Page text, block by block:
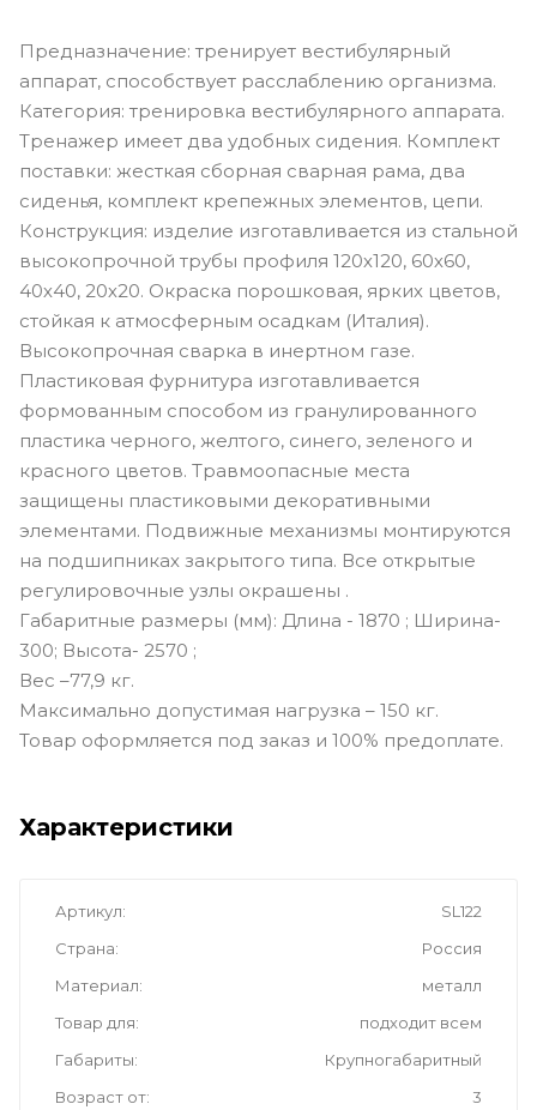
Предназначение: тренирует вестибулярный
аппарат, способствует расслаблению организма.
Категория: тренировка вестибулярного аппарата.
Тренажер имеет два удобных сидения. Комплект
поставки: жесткая сборная сварная рама, два
сиденья, комплект крепежных элементов, цепи.
Конструкция: изделие изготавливается из стальной
высокопрочной трубы профиля 120х120, 60х60,
40х40, 20х20. Окраска порошковая, ярких цветов,
стойкая к атмосферным осадкам (Италия).
Высокопрочная сварка в инертном газе.
Пластиковая фурнитура изготавливается
формованным способом из гранулированного
пластика черного, желтого, синего, зеленого и
красного цветов. Травмоопасные места
защищены пластиковыми декоративными
элементами. Подвижные механизмы монтируются
на подшипниках закрытого типа. Все открытые
регулировочные узлы окрашены .
Габаритные размеры (мм): Длина - 1870 ; Ширина-
300; Высота- 2570 ;
Вес –77,9 кг.
Максимально допустимая нагрузка – 150 кг.
Товар оформляется под заказ и 100% предоплате.
Характеристики
Артикул
SL122
Страна
Россия
Материал
металл
Товар для
подходит всем
Габариты
Крупногабаритный
Возраст от
3